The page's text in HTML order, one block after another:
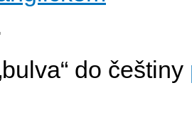
do češtiny